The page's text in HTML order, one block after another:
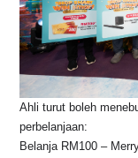
Ahli turut boleh
perbelanjaan:
Belanja RM100 –